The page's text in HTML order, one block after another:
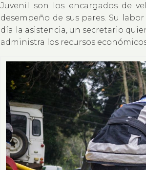
Juvenil son los encargados de
desempeño de sus pares. Su
día la asistencia, un secretario
administra los recursos